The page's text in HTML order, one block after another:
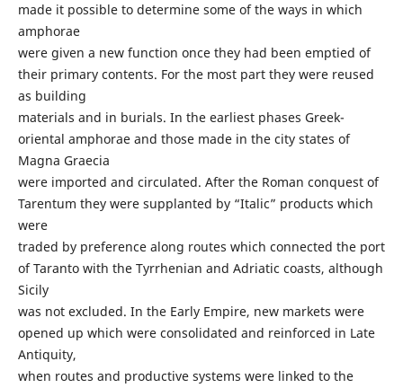
made it possible to determine some of the ways in which
amphorae
were given a new function once they had been emptied of
their primary contents. For the most part they were reused
as building
materials and in burials. In the earliest phases Greek-
oriental amphorae and those made in the city states of
Magna Graecia
were imported and circulated. After the Roman conquest of
Tarentum they were supplanted by “Italic” products which
were
traded by preference along routes which connected the port
of Taranto with the Tyrrhenian and Adriatic coasts, although
Sicily
was not excluded. In the Early Empire, new markets were
opened up which were consolidated and reinforced in Late
Antiquity,
when routes and productive systems were linked to the